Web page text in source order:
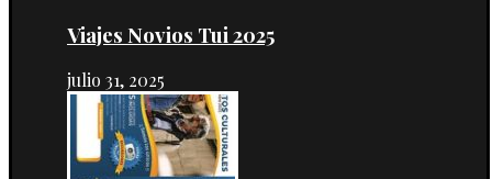
Viajes Novios Tui 2025
julio 31, 2025